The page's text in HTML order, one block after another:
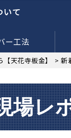
いて
ー工法
天花寺板金】 > 新
場レ